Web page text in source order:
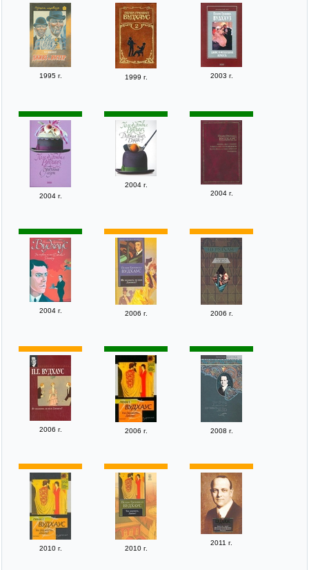
1995 г. 1999 г. 2003 г.
2004 г.
2004 г.
2004 г.
2004 г. 2006 г. 2006 г.
2006 г. 2006 г. 2008 г.
2010 г. 2010 г.
2011 г.